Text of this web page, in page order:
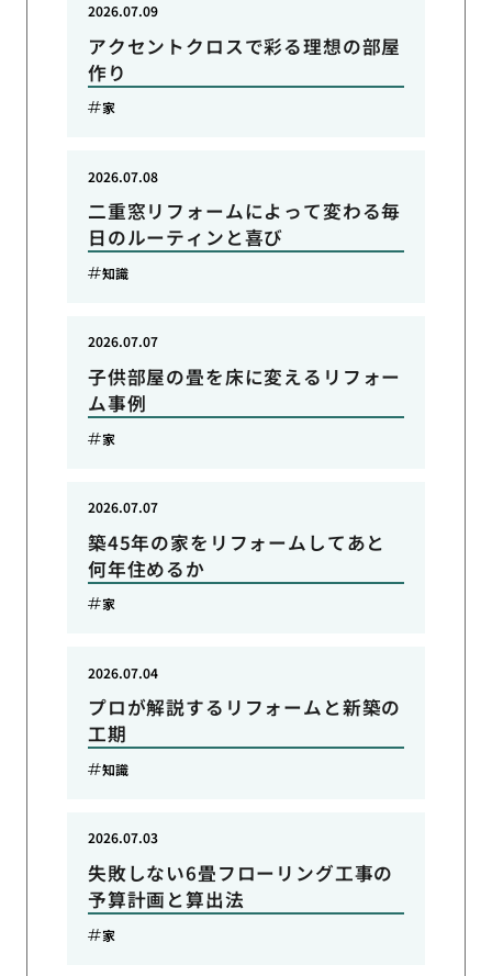
アクセントクロスで彩る理想の部屋
作り
2026.07.09
家
二重窓リフォームによって変わる毎
日のルーティンと喜び
2026.07.08
知識
子供部屋の畳を床に変えるリフォー
ム事例
2026.07.07
家
築45年の家をリフォームしてあと
何年住めるか
2026.07.07
家
プロが解説するリフォームと新築の
工期
2026.07.04
知識
失敗しない6畳フローリング工事の
予算計画と算出法
2026.07.03
家